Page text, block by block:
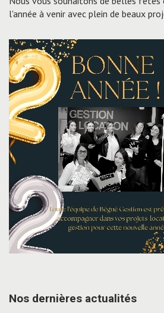
l'année à venir avec plein de beaux
Nos dernières actualités